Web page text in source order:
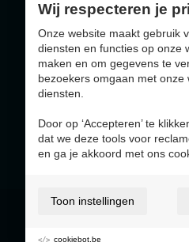
ベルジア
気にかけて
ニュ
お問い
利用規約およびプラ
Wij respecteren je
Onze website maakt gebruik
diensten en functies op onze
maken en om gegevens te
bezoekers omgaan met onze
diensten.
Door op ‘Accepteren’ te
dat we deze tools voor
en ga je akkoord met ons
Toon instellingen
cookiebot.be